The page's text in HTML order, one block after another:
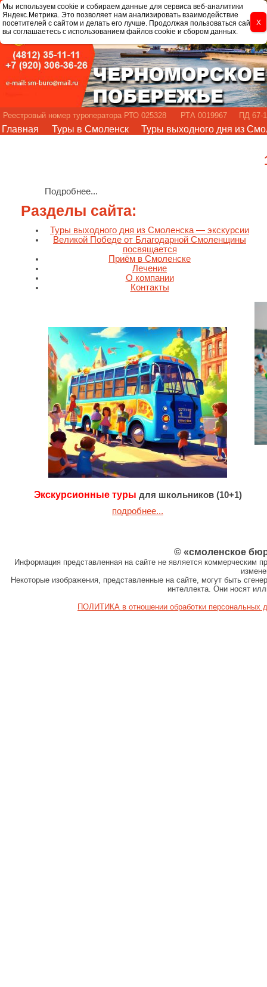
Реестровый номер туроператора РТО 025328 РТА 0019967 ПД 67-
Главная Туры в Смоленск Туры выходного дня из
Подробнее...
Разделы сайта:
Туры выходного дня из Смоленска — экскурсии
Великой Победе от Благодарной Смоленщины
посвящается
Приём в Смоленске
Лечение
О компании
Контакты
Экскурсионные туры для школьников (10+1)
подробнее...
© «смоленское
Информация представленная на сайте не является коммерческим
Некоторые изображения, представленные на сайте, могут быть
интеллекта. Они носят
ПОЛИТИКА в отношении обработки
Мы используем cookie и собираем данные для сервиса веб-аналитики
Яндекс.Метрика. Это позволяет нам анализировать взаимодействие
посетителей с сайтом и делать его лучше. Продолжая пользоваться сайтом,
вы соглашаетесь с использованием файлов cookie и сбором данных.